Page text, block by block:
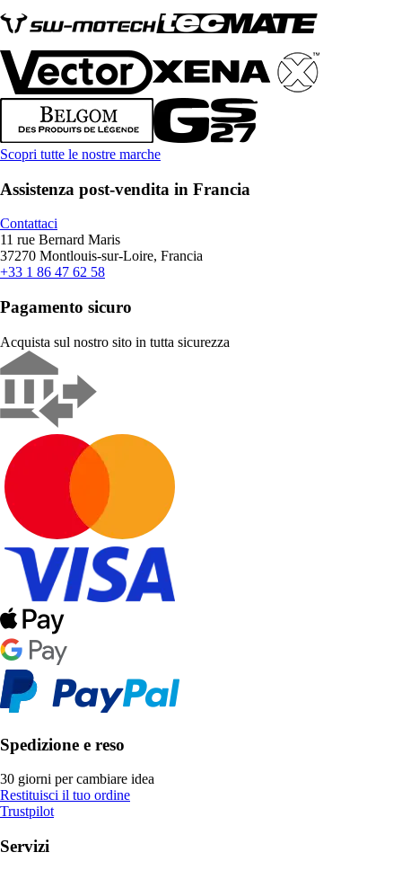
Scopri tutte le nostre marche
Assistenza post-vendita in Francia
Contattaci
11 rue Bernard Maris
37270 Montlouis-sur-Loire, Francia
+33 1 86 47 62 58
Pagamento sicuro
Acquista sul nostro sito in tutta sicurezza
Spedizione e reso
30 giorni per cambiare idea
Restituisci il tuo ordine
Trustpilot
Servizi